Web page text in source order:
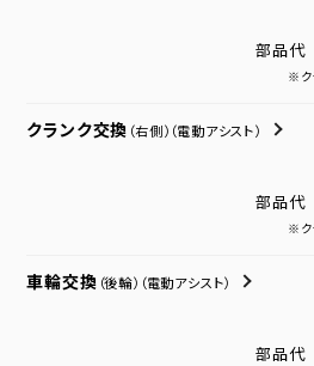
部品代
※ク
クランク交換 （右側） （電動アシスト）
部品代
※ク
車輪交換 （後輪） （電動アシスト）
部品代